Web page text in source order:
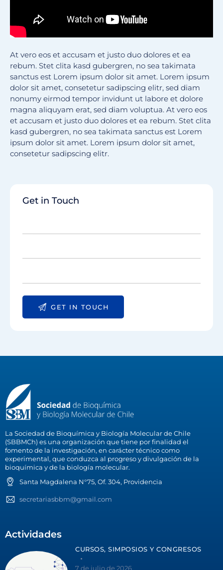
At vero eos et accusam et justo duo dolores et ea
rebum. Stet clita kasd gubergren, no sea takimata
sanctus est Lorem ipsum dolor sit amet. Lorem ipsum
dolor sit amet, consetetur sadipscing elitr, sed diam
nonumy eirmod tempor invidunt ut labore et dolore
magna aliquyam erat, sed diam voluptua. At vero eos
et accusam et justo duo dolores et ea rebum. Stet clita
kasd gubergren, no sea takimata sanctus est Lorem
ipsum dolor sit amet. Lorem ipsum dolor sit amet,
consetetur sadipscing elitr.
Get in Touch
La Sociedad de Bioquímica y Biología Molecular de Chile
(SBBMCh) es una organización que tiene por finalidad el
fomento de la investigación, en carácter técnico como
experimental, que conduzca al progreso y divulgación de la
bioquímica y de la biología molecular.
Santa Magdalena N°75, Of. 304, Providencia
secretariasbbm@gmail.com
Actividades
CURSOS, SIMPOSIOS Y CONGRESOS
7 de julio de 2026